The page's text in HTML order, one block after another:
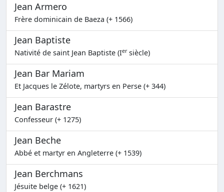
Jean Armero
Frère dominicain de Baeza (+ 1566)
Jean Baptiste
Nativité de saint Jean Baptiste (Iersiècle)
Jean Bar Mariam
Et Jacques le Zélote, martyrs en Perse (+ 344)
Jean Barastre
Confesseur (+ 1275)
Jean Beche
Abbé et martyr en Angleterre (+ 1539)
Jean Berchmans
Jésuite belge (+ 1621)